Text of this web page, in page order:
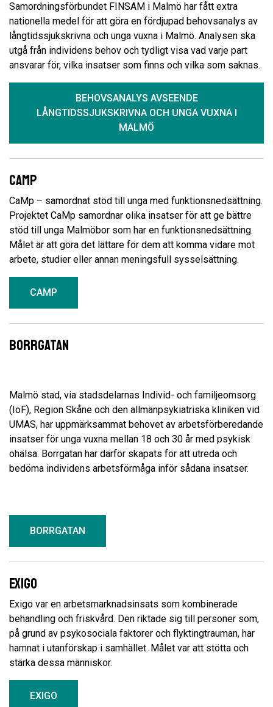
Samordningsförbundet FINSAM i Malmö har fått extra
nationella medel för att göra en fördjupad behovsanalys av
långtidssjukskrivna och unga vuxna i Malmö. Analysen ska
utgå från individens behov och tydligt visa vad varje part
ansvarar för, vilka insatser som finns och vilka som saknas.
BEHOVSANALYS AVSEENDE
LÅNGTIDSSJUKSKRIVNA OCH UNGA VUXNA I
MALMÖ
Camp
CaMp – samordnat stöd till unga med funktionsnedsättning.
Projektet CaMp samordnar olika insatser för att ge bättre
stöd till unga Malmöbor som har en funktionsnedsättning.
Målet är att göra det lättare för dem att komma vidare mot
arbete, studier eller annan meningsfull sysselsättning.
CAMP
Borrgatan
Malmö stad, via stadsdelarnas Individ- och familjeomsorg
(IoF), Region Skåne och den allmänpsykiatriska kliniken vid
UMAS, har uppmärksammat behovet av arbetsförberedande
insatser för unga vuxna mellan 18 och 30 år med psykisk
ohälsa. Borrgatan har därför skapats för att utreda och
bedöma individens arbetsförmåga inför sådana insatser.
BORRGATAN
Exigo
Exigo var en arbetsmarknadsinsats som kombinerade
behandling och friskvård. Den riktade sig till personer som,
på grund av psykosociala faktorer och flyktingtrauman, har
hamnat i utanförskap i samhället. Målet var att stötta och
stärka dessa människor.
EXIGO